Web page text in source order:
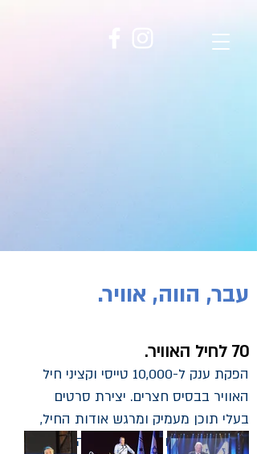
עבר, הווה, אוויר.
70 לחיל האוויר.
הפקת ענק ל-10,000 טייסי וקציני חיל
האוויר בבסיס חצרים. יצירת סרטים
בעלי תוכן מעמיק ומרגש אודות החיל,
לאחר תחקירים מקיפים. נוהר הפקות